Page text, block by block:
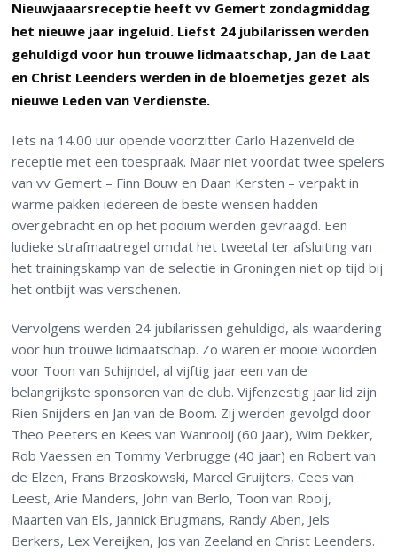
Nieuwjaaarsreceptie heeft vv Gemert zondagmiddag
het nieuwe jaar ingeluid. Liefst 24 jubilarissen werden
gehuldigd voor hun trouwe lidmaatschap, Jan de Laat
en Christ Leenders werden in de bloemetjes gezet als
nieuwe Leden van Verdienste.
Iets na 14.00 uur opende voorzitter Carlo Hazenveld de
receptie met een toespraak. Maar niet voordat twee spelers
van vv Gemert – Finn Bouw en Daan Kersten – verpakt in
warme pakken iedereen de beste wensen hadden
overgebracht en op het podium werden gevraagd. Een
ludieke strafmaatregel omdat het tweetal ter afsluiting van
het trainingskamp van de selectie in Groningen niet op tijd bij
het ontbijt was verschenen.
Vervolgens werden 24 jubilarissen gehuldigd, als waardering
voor hun trouwe lidmaatschap. Zo waren er mooie woorden
voor Toon van Schijndel, al vijftig jaar een van de
belangrijkste sponsoren van de club. Vijfenzestig jaar lid zijn
Rien Snijders en Jan van de Boom. Zij werden gevolgd door
Theo Peeters en Kees van Wanrooij (60 jaar), Wim Dekker,
Rob Vaessen en Tommy Verbrugge (40 jaar) en Robert van
de Elzen, Frans Brzoskowski, Marcel Gruijters,Cees van
Leest,Arie Manders, Johnvan Berlo, Toon van Rooij,
Maarten van Els, Jannick Brugmans, Randy Aben, Jels
Berkers, Lex Vereijken, Jos van Zeeland en Christ Leenders.